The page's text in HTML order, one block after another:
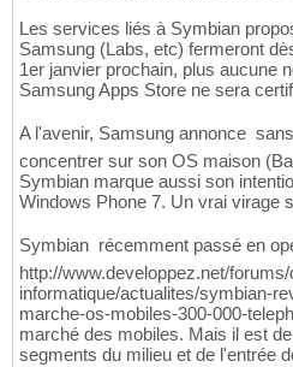
Les services liés à Symbian
Samsung (Labs, etc) fermeront
1er janvier prochain, plus aucune
Samsung Apps Store ne sera
A l'avenir, Samsung annonce 
concentrer sur son OS maison
Symbian marque aussi son
Windows Phone 7. Un vrai virage
Symbian  récemment passé en
http://www.developpez.net/
informatique/actualites/symbian-
marche-os-mobiles-300-000-
marché des mobiles. Mais il est
segments du milieu et de l'entrée